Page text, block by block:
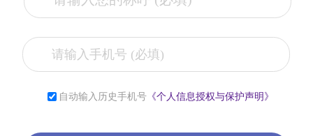
自动输入历史手机号 《个人信息授权与保护声明》
张** 153****2321 6小时前
李** 181****2321 6小时前